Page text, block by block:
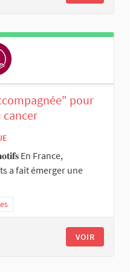
pour
cancer
En France,
a fait émerger une
VOIR